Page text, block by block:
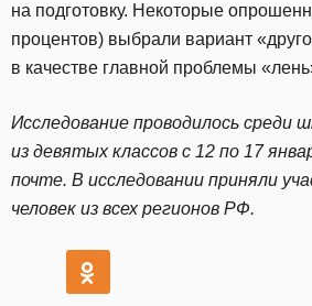
на подготовку. Некоторые
процентов) выбрали вариант
в качестве главной проблемы
Исследование проводилось среди
из девятых классов с 12 по 17
почте. В исследовании приняли
человек из всех регионов РФ.